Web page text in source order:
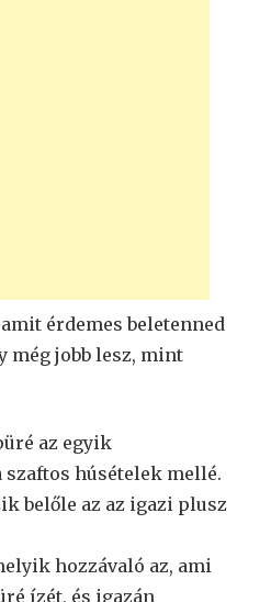
érdemes beletenned
még jobb lesz, mint
az egyik
húsételek mellé.
belőle az az igazi plusz
hozzávaló az, ami
ízét, és igazán